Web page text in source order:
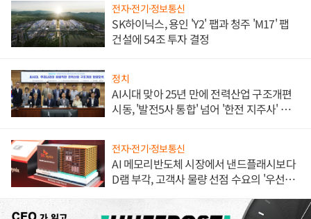
전자·전기·정보통신
SK하이닉스, 용인 'Y2' 팹과 청주 'M17' 팹
건설에 54조 투자 결정
정치
AI시대 맞아 25년 만에 전력산업 구조개편
시동, '발전5사 통합' 넘어 '한전 지주사' 재편
전자·전기·정보통신
AI 메모리반도체 시장에서 낸드플래시보다
D램 부각, 고객사 물량 선점 수요의 '우선순